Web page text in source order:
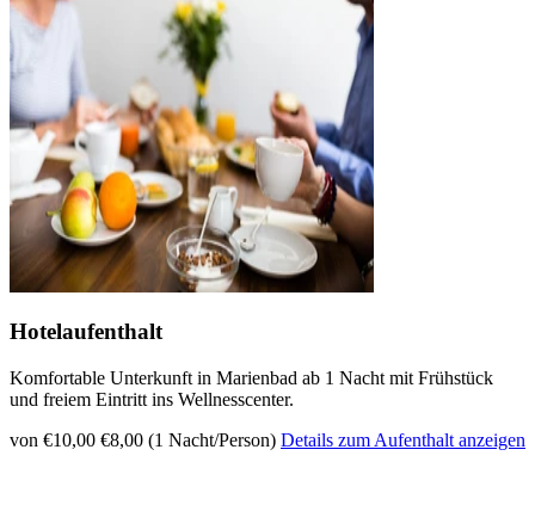
Hotelaufenthalt
Komfortable Unterkunft in Marienbad ab 1 Nacht mit Frühstück
und freiem Eintritt ins Wellnesscenter.
von €10,00 €8,00 (1 Nacht/Person) Details zum Aufenthalt anzeigen